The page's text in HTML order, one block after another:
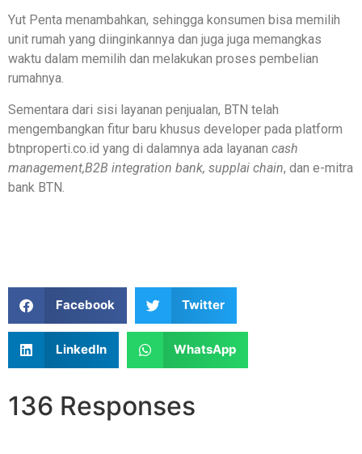
Yut Penta menambahkan, sehingga konsumen bisa memilih
unit rumah yang diinginkannya dan juga juga memangkas
waktu dalam memilih dan melakukan proses pembelian
rumahnya.
Sementara dari sisi layanan penjualan, BTN telah
mengembangkan fitur baru khusus developer pada platform
btnproperti.co.id yang di dalamnya ada layanan cash
management,B2B integration bank, supplai chain, dan e-mitra
bank BTN.
Facebook Twitter
LinkedIn WhatsApp
136 Responses